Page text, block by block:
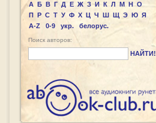
А Б В Г Д Е Ж З И К Л М Н О
П Р С Т У Ф Х Ц Ч Ш Щ Э Ю Я
A-Z
0-9 укр. белорус.
Поиск авторов:
НАЙТИ!